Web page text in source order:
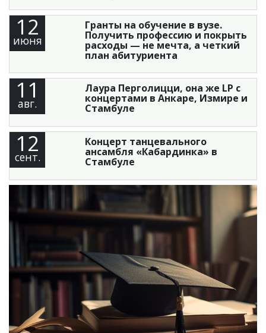
12
июня
Гранты на обучение в вузе.
Получить профессию и покрыть
расходы — не мечта, а четкий
план абитуриента
11
авг.
Лаура Перголицци, она же LP с
концертами в Анкаре, Измире и
Стамбуле
12
сент.
Концерт танцевального
ансамбля «Кабардинка» в
Стамбуле